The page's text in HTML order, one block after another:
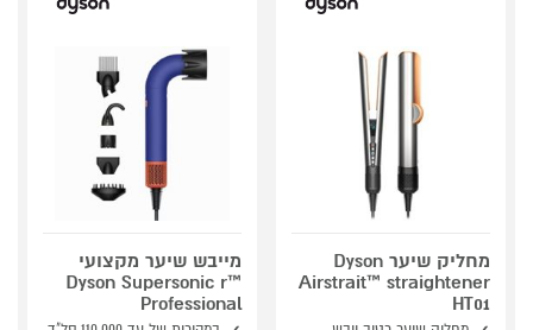
מחליק שיער Dyson
Airstrait™ straightener
HT01
מייבש שיער מקצועי
Dyson Supersonic r™
Professional